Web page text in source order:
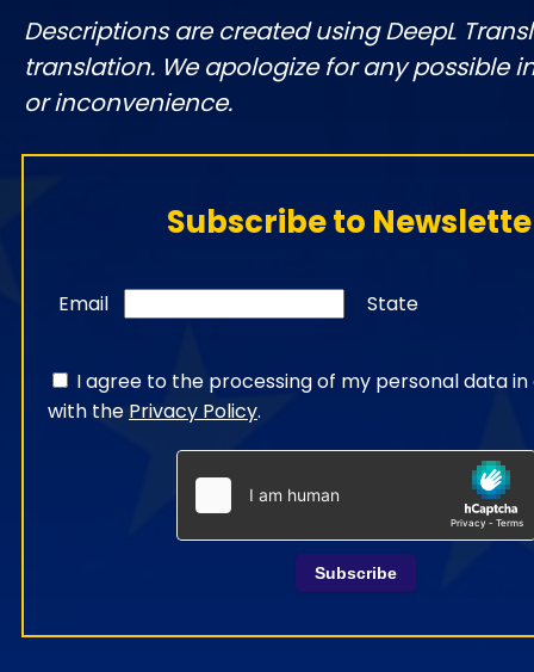
Descriptions are created using DeepL
translation. We apologize for any possible
or inconvenience.
Subscribe to
Email State
I agree to the processing of my personal data
with the Privacy Policy.
Subscribe